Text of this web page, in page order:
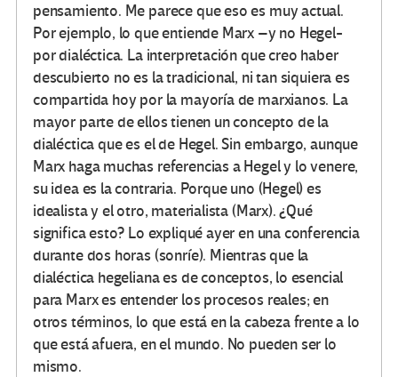
pensamiento. Me parece que eso es muy actual.
Por ejemplo, lo que entiende Marx –y no Hegel-
por dialéctica. La interpretación que creo haber
descubierto no es la tradicional, ni tan siquiera es
compartida hoy por la mayoría de marxianos. La
mayor parte de ellos tienen un concepto de la
dialéctica que es el de Hegel. Sin embargo, aunque
Marx haga muchas referencias a Hegel y lo venere,
su idea es la contraria. Porque uno (Hegel) es
idealista y el otro, materialista (Marx). ¿Qué
significa esto? Lo expliqué ayer en una conferencia
durante dos horas (sonríe). Mientras que la
dialéctica hegeliana es de conceptos, lo esencial
para Marx es entender los procesos reales; en
otros términos, lo que está en la cabeza frente a lo
que está afuera, en el mundo. No pueden ser lo
mismo.